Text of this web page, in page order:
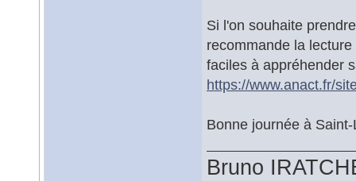
Si l'on souhaite
recommande la
faciles à appréhender
https://www.anact.fr/
Bonne journée à Saint-
Bruno